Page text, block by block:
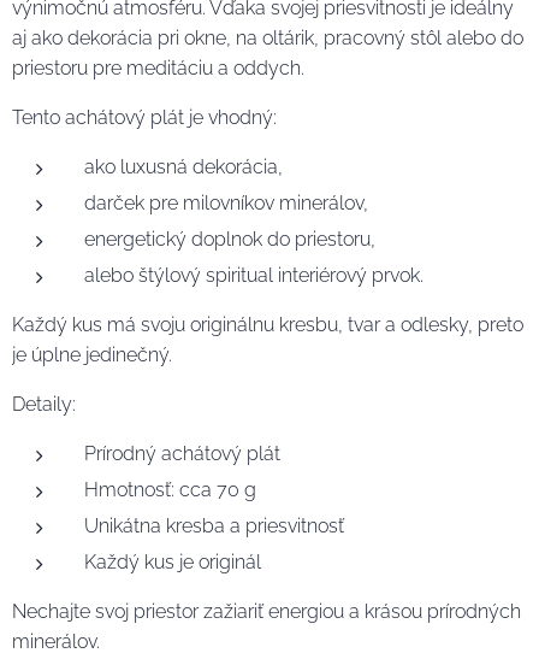
výnimočnú atmosféru. Vďaka svojej priesvitnosti je ideálny
aj ako dekorácia pri okne, na oltárik, pracovný stôl alebo do
priestoru pre meditáciu a oddych.
Tento achátový plát je vhodný:
ako luxusná dekorácia,
darček pre milovníkov minerálov,
energetický doplnok do priestoru,
alebo štýlový spiritual interiérový prvok.
Každý kus má svoju originálnu kresbu, tvar a odlesky, preto
je úplne jedinečný.
Detaily:
Prírodný achátový plát
Hmotnosť: cca 70 g
Unikátna kresba a priesvitnosť
Každý kus je originál
Nechajte svoj priestor zažiariť energiou a krásou prírodných
minerálov.